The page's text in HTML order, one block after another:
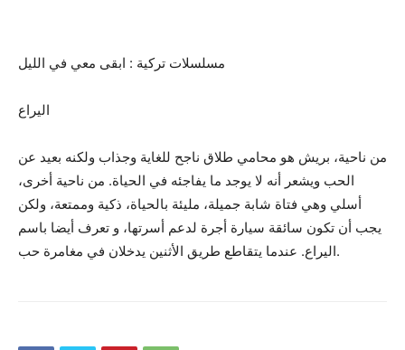
مسلسلات تركية : ابقى معي في الليل
اليراع
من ناحية، بريش هو محامي طلاق ناجح للغاية وجذاب ولكنه بعيد عن
الحب ويشعر أنه لا يوجد ما يفاجئه في الحياة. من ناحية أخرى،
أسلي وهي فتاة شابة جميلة، مليئة بالحياة، ذكية وممتعة، ولكن
يجب أن تكون سائقة سيارة أجرة لدعم أسرتها، و تعرف أيضا باسم
اليراع. عندما يتقاطع طريق الأثنين يدخلان في مغامرة حب.